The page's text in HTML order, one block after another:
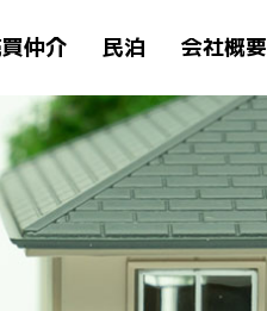
仲介 民泊 会社概要